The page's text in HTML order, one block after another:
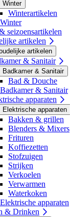
Winter
Winterartikelen
Winter
seizoensartikelen
artikelen
artikelen
& Sanitair
Badkamer & Sanitair
Bad & Douche
Badkamer & Sanitair
apparaten
Elektrische apparaten
Bakken & grillen
Blenders & Mixers
Frituren
Koffiezetten
Stofzuigen
Strijken
Verkoelen
Verwarmen
Waterkoken
Elektrische apparaten
& Drinken